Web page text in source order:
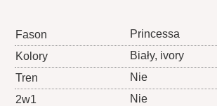
Fason
Princessa
Kolory
Biały, ivory
Tren
Nie
2w1
Nie